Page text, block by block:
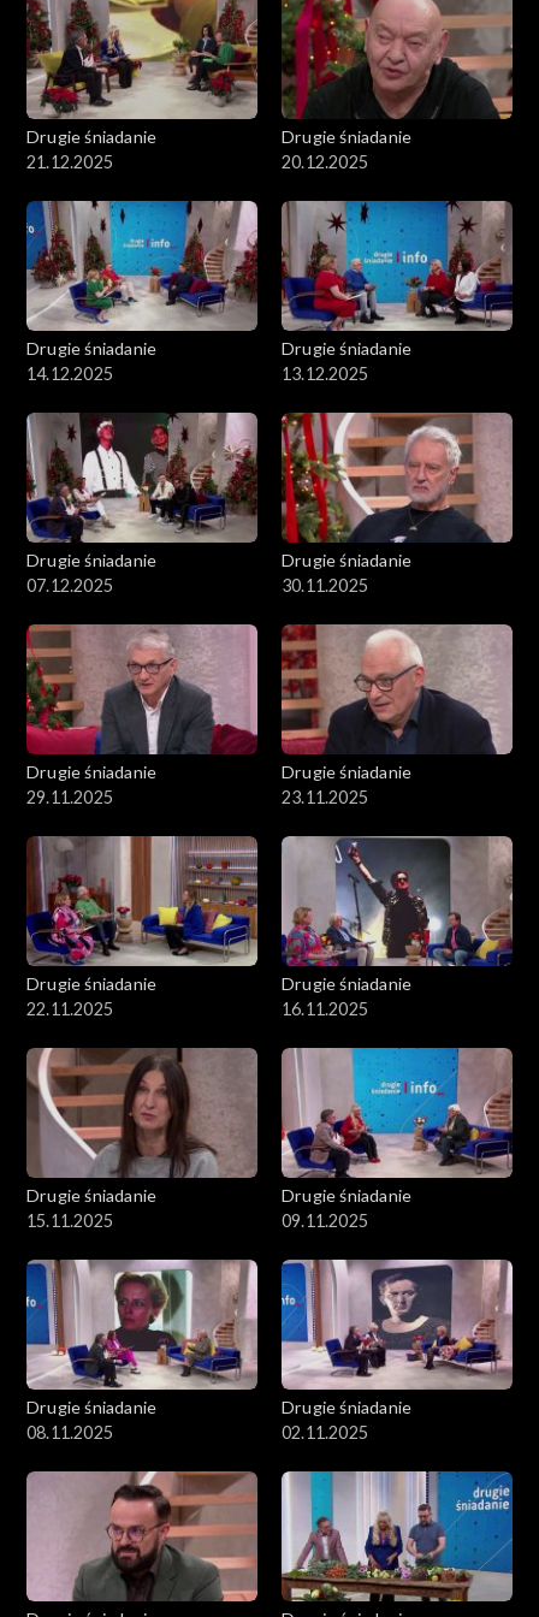
Drugie śniadanie
21.12.2025
Drugie śniadanie
20.12.2025
Drugie śniadanie
14.12.2025
Drugie śniadanie
13.12.2025
Drugie śniadanie
07.12.2025
Drugie śniadanie
30.11.2025
Drugie śniadanie
29.11.2025
Drugie śniadanie
23.11.2025
Drugie śniadanie
22.11.2025
Drugie śniadanie
16.11.2025
Drugie śniadanie
15.11.2025
Drugie śniadanie
09.11.2025
Drugie śniadanie
08.11.2025
Drugie śniadanie
02.11.2025